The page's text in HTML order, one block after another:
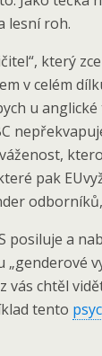
lesní roh.
který
v celém
u
pak
odborníků,
posiluje a
vás chtěl
tento